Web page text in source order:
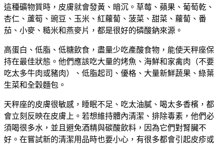
這種礦物質時，皮膚就會發黃、暗沉。草莓、蘋果、葡萄乾、
杏仁、蘆筍、豌豆、玉米、紅蘿蔔、菠菜、甜菜、蘿蔔、番
茄、小麥、糙米和燕麥片，都是很好的磷酸鈉來源。
高蛋白、低脂、低糖飲食，盡量少吃產酸食物，能使天秤座保
持在最佳狀態。他們應該吃大量的烤魚、海鮮和家禽肉（不要
吃太多牛肉或豬肉）、低脂起司、優格、大量新鮮蔬果、綠葉
生菜和全穀麵包。
天秤座的皮膚很敏感，睡眠不足、吃太油膩、喝太多香檳，都
會立刻反映在皮膚上。若想維持體內清潔、排除毒素，他們必
須喝很多水，並且避免酒精與碳酸飲料，因為它們對腎臟不
好。在嘗試新的清潔用品時也要小心，有很多都會引起皮疹或